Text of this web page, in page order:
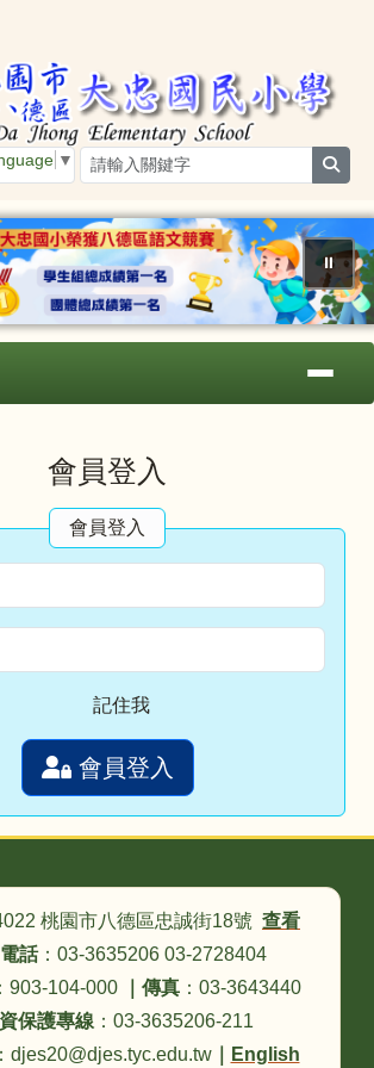
▼
⏸
會員登入
會員登入
記住我
會員登入
桃園市八德區忠誠街18號 查看
電話：03-3635206 03-2728404
903-104-000 傳真：03-3643440
保護專線 ：03-3635206-211
djes20@djes.tyc.edu.tw｜ English